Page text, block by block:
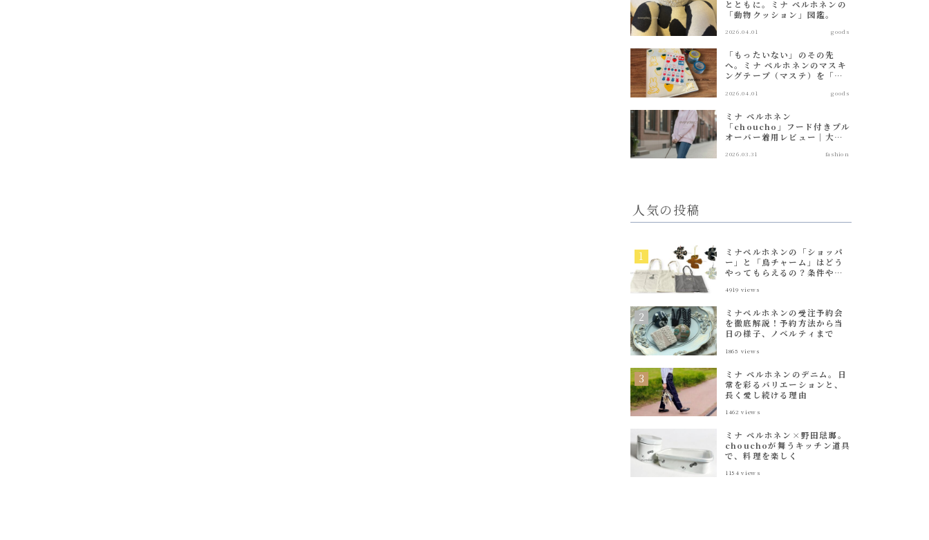
とともに。ミナ ペルホネンの
「動物クッション」図鑑。
2026.04.01 goods
「もったいない」のその先
へ。ミナ ペルホネンのマスキ
ングテープ（マステ）を「大
法。
2026.04.01 goods
ミナ ペルホネン
「choucho」フード付きプル
オーバー着用レビュー｜大人
魅力
2026.03.31 fashion
人気の投稿
ミナペルホネンの「ショッパ
ー」と「鳥チャーム」はどう
やってもらえるの？条件や種
4919 views
ミナペルホネンの受注予約会
を徹底解説！予約方法から当
日の様子、ノベルティまで
1865 views
ミナ ペルホネンのデニム。日
常を彩るバリエーションと、
長く愛し続ける理由
1462 views
ミナ ペルホネン×野田琺瑯。
chouchoが舞うキッチン道具
で、料理を楽しく
1154 views